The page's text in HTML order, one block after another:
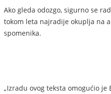
Ako gleda odozgo, sigurno se
tokom leta najradije okuplja na
spomenika.
„Izradu ovog teksta omogućio je